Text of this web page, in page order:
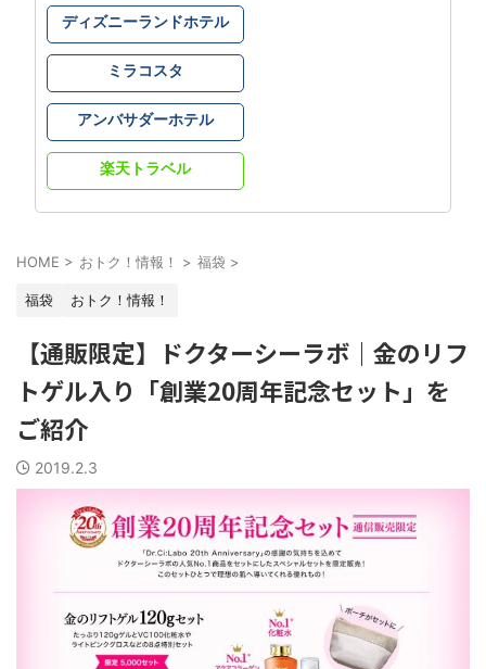
ディズニーランドホテル
ミラコスタ
アンバサダーホテル
楽天トラベル
HOME > おトク！情報！ > 福袋 >
福袋 おトク！情報！
【通販限定】ドクターシーラボ｜金のリフ
トゲル入り「創業20周年記念セット」を
ご紹介
2019.2.3